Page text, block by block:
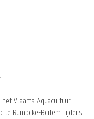
Vlaams Aquacultuur
Rumbeke-Beitem. Tijdens